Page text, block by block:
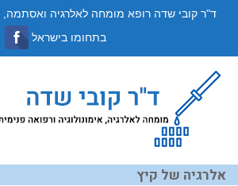
אלרגיה של קיץ
ד"ר קובי שדה רופא מומחה לאלרגיה ואסתמה,
בתחומו בישראל